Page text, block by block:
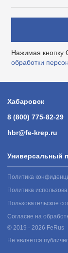
Нажимая кнопку
обработки
Хабаровск
8 (800) 775-82-29
hbr@fe-krep.ru
Универсальный
Политика
Политика
Пользовательское
Согласие на
© 2019 - 2026 FeRus
Не является